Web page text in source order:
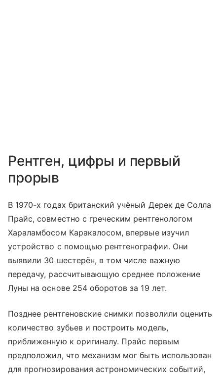
Рентген, цифры и первый
прорыв
В 1970-х годах британский учёный Дерек де Солла
Прайс, совместно с греческим рентгенологом
Хараламбосом Каракалосом, впервые изучил
устройство с помощью рентгенографии. Они
выявили 30 шестерён, в том числе важную
передачу, рассчитывающую среднее положение
Луны на основе 254 оборотов за 19 лет.
Позднее рентгеновские снимки позволили оценить
количество зубьев и построить модель,
приближенную к оригиналу. Прайс первым
предположил, что механизм мог быть использован
для прогнозирования астрономических событий,